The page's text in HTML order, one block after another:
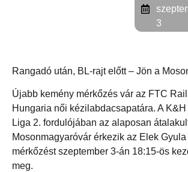
3
Rangadó után, BL-rajt előtt – Jön a
Újabb kemény mérkőzés vár az FTC
Hungaria női kézilabdacsapatára. A
Liga 2. fordulójában az alaposan
Mosonmagyaróvár érkezik az Elek Gyula
mérkőzést szeptember 3-án 18:15-ös
meg.